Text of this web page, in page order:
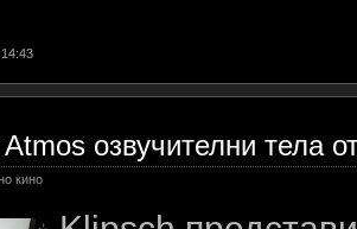
озвучителни тела
кино